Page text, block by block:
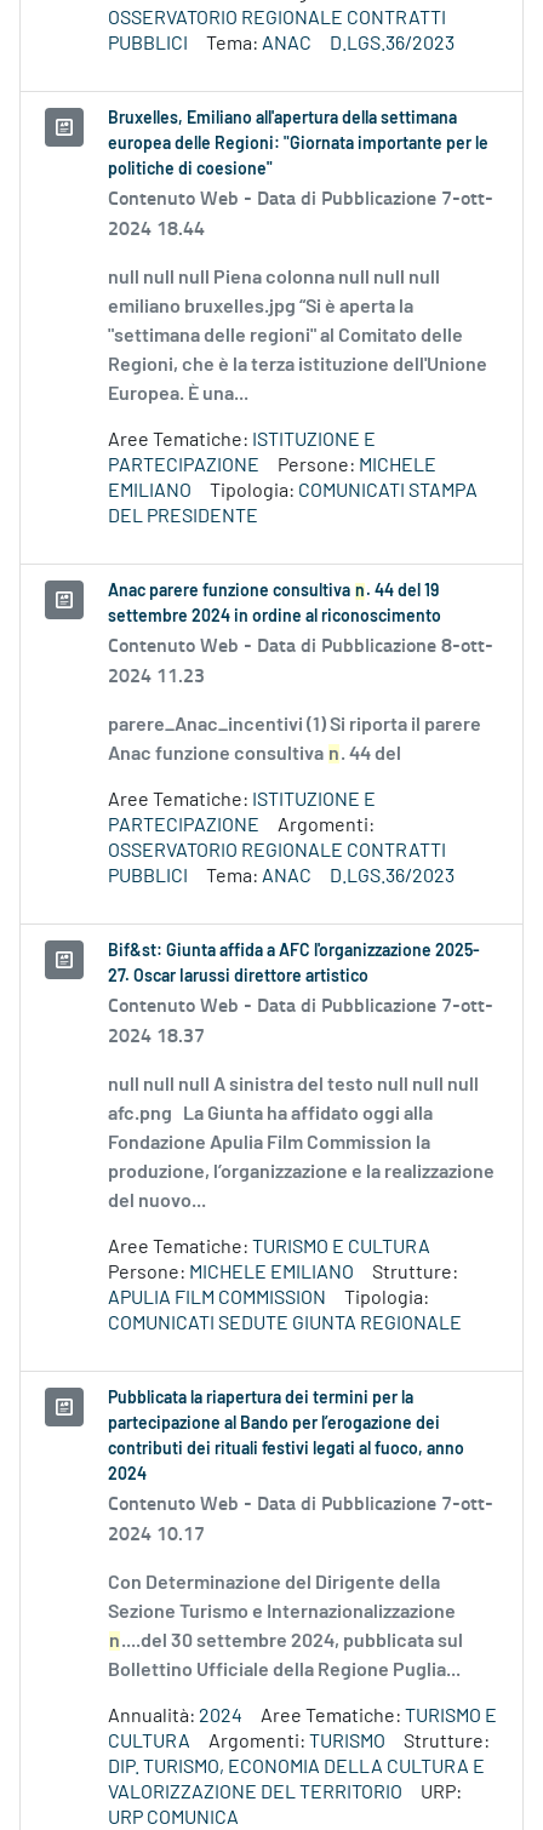
OSSERVATORIO REGIONALE CONTRATTI
PUBBLICI
Tema: ANAC D.LGS.36/2023
Bruxelles, Emiliano all'apertura della settimana
europea delle Regioni: "Giornata importante per le
politiche di coesione"
Contenuto Web - Data di Pubblicazione 7-ott-
2024 18.44
null null null Piena colonna null null null
emiliano bruxelles.jpg “Si è aperta la
"settimana delle regioni" al Comitato delle
Regioni, che è la terza istituzione dell'Unione
Europea. È una...
Aree Tematiche: ISTITUZIONE E
PARTECIPAZIONE
Persone: MICHELE
EMILIANO
Tipologia: COMUNICATI STAMPA
DEL PRESIDENTE
Anac parere funzione consultiva n . 44 del 19
settembre 2024 in ordine al riconoscimento
Contenuto Web - Data di Pubblicazione 8-ott-
2024 11.23
parere_Anac_incentivi (1) Si riporta il parere
Anac funzione consultiva n. 44 del
Aree Tematiche: ISTITUZIONE E
PARTECIPAZIONE
Argomenti:
OSSERVATORIO REGIONALE CONTRATTI
PUBBLICI
Tema: ANAC D.LGS.36/2023
Bif&st: Giunta affida a AFC l'organizzazione 2025-
27. Oscar Iarussi direttore artistico
Contenuto Web - Data di Pubblicazione 7-ott-
2024 18.37
null null null A sinistra del testo null null null
afc.png La Giunta ha affidato oggi alla
Fondazione Apulia Film Commission la
produzione, l’organizzazione e la realizzazione
del nuovo...
Aree Tematiche: TURISMO E CULTURA
Persone: MICHELE EMILIANO
Strutture:
APULIA FILM COMMISSION
Tipologia:
COMUNICATI SEDUTE GIUNTA REGIONALE
Pubblicata la riapertura dei termini per la
partecipazione al Bando per l’erogazione dei
contributi dei rituali festivi legati al fuoco, anno
2024
Contenuto Web - Data di Pubblicazione 7-ott-
2024 10.17
Con Determinazione del Dirigente della
Sezione Turismo e Internazionalizzazione
n....del 30 settembre 2024, pubblicata sul
Bollettino Ufficiale della Regione Puglia...
Annualità: 2024 Aree Tematiche: TURISMO E
CULTURA
Argomenti: TURISMO
Strutture:
DIP. TURISMO, ECONOMIA DELLA CULTURA E
VALORIZZAZIONE DEL TERRITORIO
URP:
URP COMUNICA